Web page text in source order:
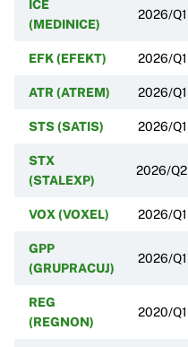
ICE
(MEDINICE)
2026/Q1
EFK (EFEKT) 2026/Q1
ATR (ATREM) 2026/Q1
STS (SATIS) 2026/Q1
STX
(STALEXP)
2026/Q2
VOX (VOXEL) 2026/Q1
GPP
(GRUPRACUJ)
2026/Q1
REG
(REGNON)
2020/Q1